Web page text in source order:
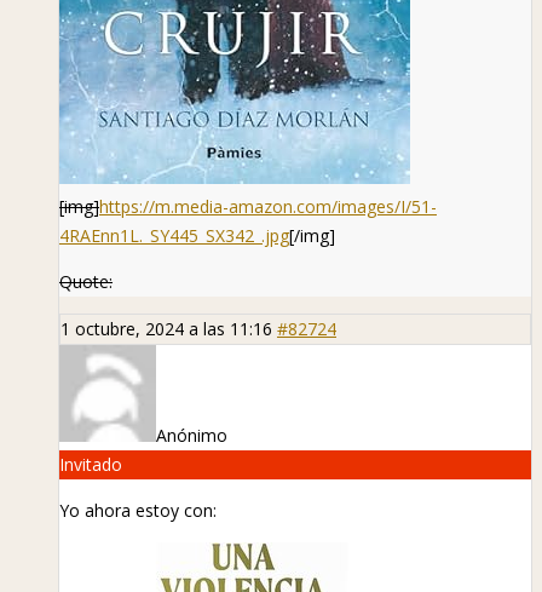
[img]https://m.media-amazon.com/images/I/51-
4RAEnn1L._SY445_SX342_.jpg[/img]
Quote:
1 octubre, 2024 a las 11:16 #82724
Anónimo
Invitado
Yo ahora estoy con: